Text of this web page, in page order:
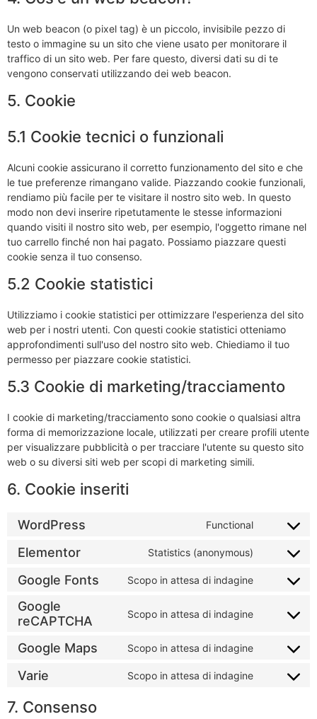
Un web beacon (o pixel tag) è un piccolo, invisibile pezzo di
testo o immagine su un sito che viene usato per monitorare il
traffico di un sito web. Per fare questo, diversi dati su di te
vengono conservati utilizzando dei web beacon.
5. Cookie
5.1 Cookie tecnici o funzionali
Alcuni cookie assicurano il corretto funzionamento del sito e che
le tue preferenze rimangano valide. Piazzando cookie funzionali,
rendiamo più facile per te visitare il nostro sito web. In questo
modo non devi inserire ripetutamente le stesse informazioni
quando visiti il nostro sito web, per esempio, l'oggetto rimane nel
tuo carrello finché non hai pagato. Possiamo piazzare questi
cookie senza il tuo consenso.
5.2 Cookie statistici
Utilizziamo i cookie statistici per ottimizzare l'esperienza del sito
web per i nostri utenti. Con questi cookie statistici otteniamo
approfondimenti sull'uso del nostro sito web. Chiediamo il tuo
permesso per piazzare cookie statistici.
5.3 Cookie di marketing/tracciamento
I cookie di marketing/tracciamento sono cookie o qualsiasi altra
forma di memorizzazione locale, utilizzati per creare profili utente
per visualizzare pubblicità o per tracciare l'utente su questo sito
web o su diversi siti web per scopi di marketing simili.
6. Cookie inseriti
WordPress Functional
Elementor Statistics (anonymous)
Google Fonts Scopo in attesa di indagine
Google
reCAPTCHA
Scopo in attesa di indagine
Google Maps Scopo in attesa di indagine
Varie Scopo in attesa di indagine
7. Consenso